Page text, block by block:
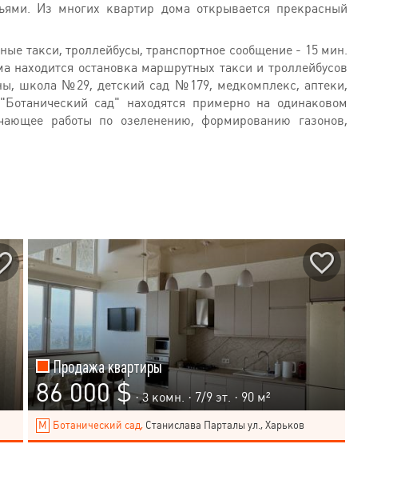
Из многих квартир дома открывается прекрасный
такси, троллейбусы, транспортное сообщение - 15 мин.
находится остановка маршрутных такси и троллейбусов
школа №29, детский сад №179, медкомплекс, аптеки,
сад" находятся примерно на одинаковом
работы по озеленению, формированию газонов,
Продажа квартиры
86 000 $ · 3 комн. · 7/9эт. · 90 м²
Ботанический сад, Станислава Парталы ул., Харьков